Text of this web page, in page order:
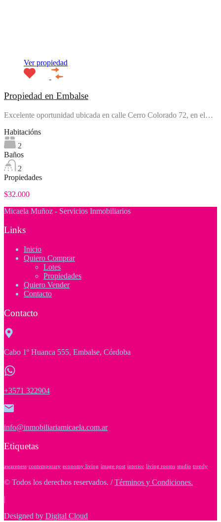
Ver propiedad
Propiedad en Embalse
Excelente oportunidad ubicada en calle Cerro Colorado 72, en el…
Habitacións
2
Baños
2
Propiedades
$32.000
Micaela Muñoz - Servicios Inmobiliarios
Links
Inicio
Quiero Comprar
Lotes
Propiedades
Quiero Vender
Contacto
Contacto
Cabo 1º Huanca 555, Embalse, Córdoba
+3571 322904
info@inmobiliariamicaela.com.ar
Etiquetas
awareness contemporary economy living image post interior living rooms studio trendy
© Todos los derechos reservados. /Términos y Condiciones.
|
Designed by Digital Cloud